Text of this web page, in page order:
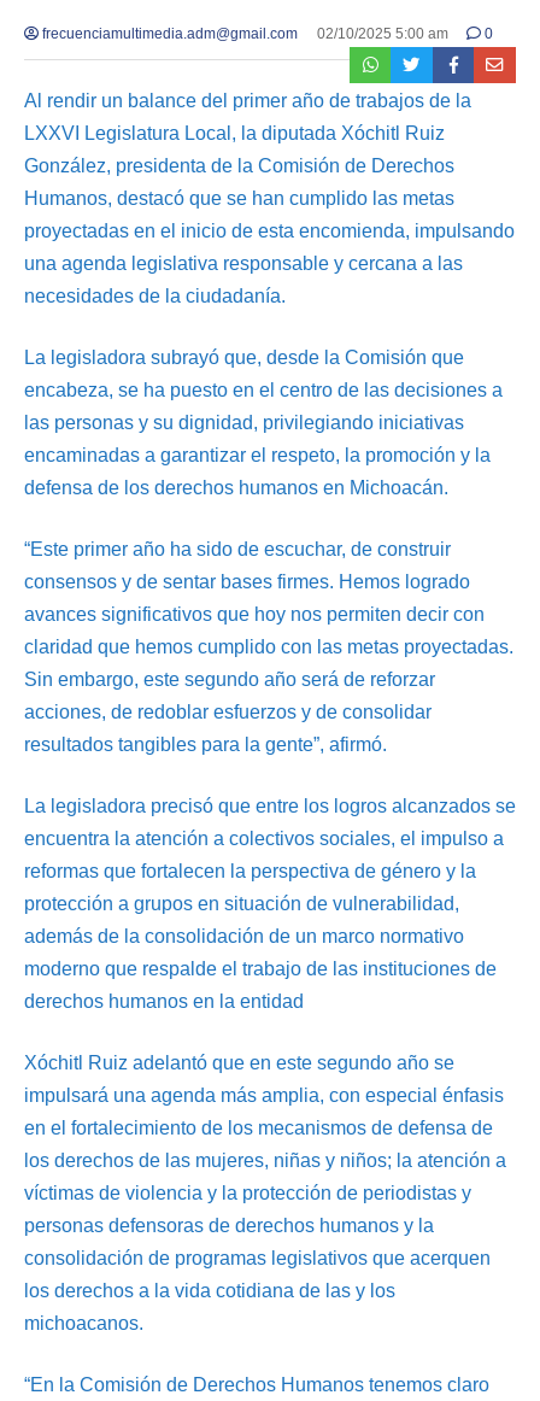
frecuenciamultimedia.adm@gmail.com 02/10/2025 5:00 am 0
Al rendir un balance del primer año de trabajos de la
LXXVI Legislatura Local, la diputada Xóchitl Ruiz
González, presidenta de la Comisión de Derechos
Humanos, destacó que se han cumplido las metas
proyectadas en el inicio de esta encomienda, impulsando
una agenda legislativa responsable y cercana a las
necesidades de la ciudadanía.
La legisladora subrayó que, desde la Comisión que
encabeza, se ha puesto en el centro de las decisiones a
las personas y su dignidad, privilegiando iniciativas
encaminadas a garantizar el respeto, la promoción y la
defensa de los derechos humanos en Michoacán.
“Este primer año ha sido de escuchar, de construir
consensos y de sentar bases firmes. Hemos logrado
avances significativos que hoy nos permiten decir con
claridad que hemos cumplido con las metas proyectadas.
Sin embargo, este segundo año será de reforzar
acciones, de redoblar esfuerzos y de consolidar
resultados tangibles para la gente”, afirmó.
La legisladora precisó que entre los logros alcanzados se
encuentra la atención a colectivos sociales, el impulso a
reformas que fortalecen la perspectiva de género y la
protección a grupos en situación de vulnerabilidad,
además de la consolidación de un marco normativo
moderno que respalde el trabajo de las instituciones de
derechos humanos en la entidad
Xóchitl Ruiz adelantó que en este segundo año se
impulsará una agenda más amplia, con especial énfasis
en el fortalecimiento de los mecanismos de defensa de
los derechos de las mujeres, niñas y niños; la atención a
víctimas de violencia y la protección de periodistas y
personas defensoras de derechos humanos y la
consolidación de programas legislativos que acerquen
los derechos a la vida cotidiana de las y los
michoacanos.
“En la Comisión de Derechos Humanos tenemos claro